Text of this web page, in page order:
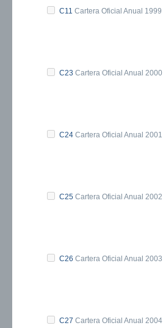
C11 Cartera Oficial Anual 1999
C23 Cartera Oficial Anual 2000
C24 Cartera Oficial Anual 2001
C25 Cartera Oficial Anual 2002
C26 Cartera Oficial Anual 2003
C27 Cartera Oficial Anual 2004